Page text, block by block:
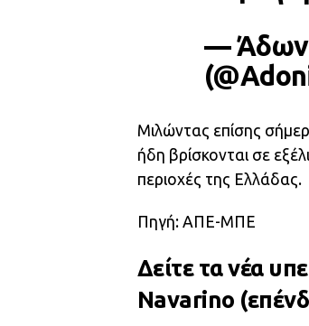
—
Μιλώντας επίσης
ήδη βρίσκονται σε
περιοχές της Ελλάδας.
Πηγή: ΑΠΕ-ΜΠΕ
Δείτε τα νέα
Navarino